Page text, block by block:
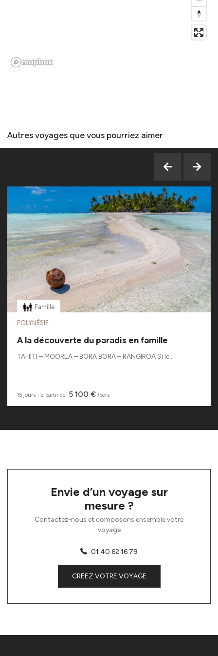
Autres voyages que vous pourriez aimer
Famille
POLYNÉSIE
A la découverte du paradis en famille
TAHITI – MOOREA – BORA BORA – RANGIROA Si le...
15 jours ‧ à partir de 5 100 € /pers
Envie d’un voyage sur
mesure ?
Contactez-nous et composons ensemble votre
voyage
01 40 62 16 79
CRÉEZ VOTRE VOYAGE